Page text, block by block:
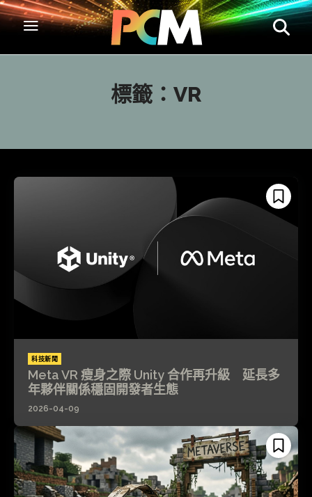
標籤： VR
科技新聞
Meta VR 瘦身之際 Unity 合作再升級 延長多
年夥伴關係穩固開發者生態
2026-04-09